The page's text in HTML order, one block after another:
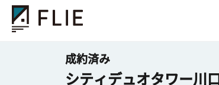
成約済み
シティデュオタワー川口